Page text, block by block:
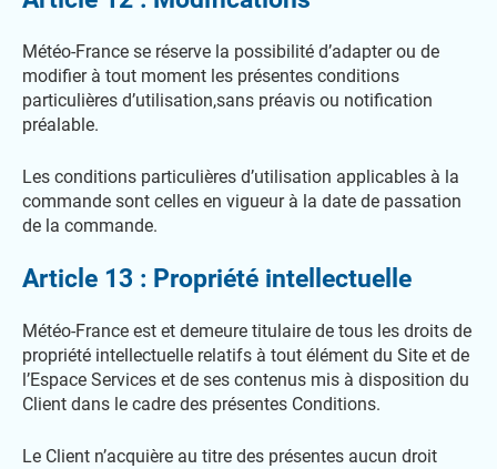
Météo-France se réserve la possibilité d’adapter ou de
modifier à tout moment les présentes conditions
particulières d’utilisation,sans préavis ou notification
préalable.
Les conditions particulières d’utilisation applicables à la
commande sont celles en vigueur à la date de passation
de la commande.
Article 13 : Propriété intellectuelle
Météo-France est et demeure titulaire de tous les droits de
propriété intellectuelle relatifs à tout élément du Site et de
l’Espace Services et de ses contenus mis à disposition du
Client dans le cadre des présentes Conditions.
Le Client n’acquière au titre des présentes aucun droit